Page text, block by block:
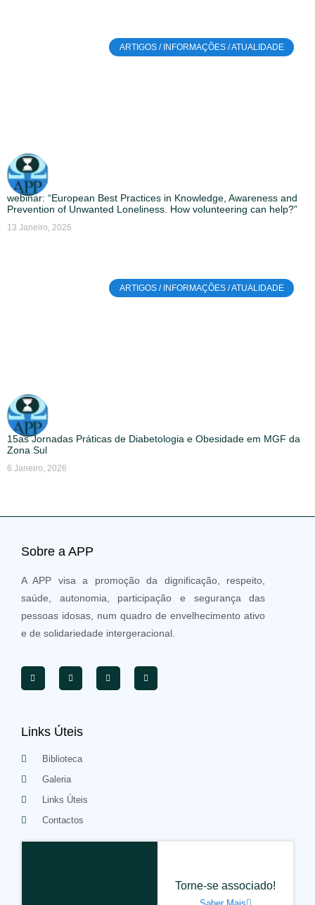
ARTIGOS / INFORMAÇÕES / ATUALIDADE
webinar: “European Best Practices in Knowledge, Awareness and
Prevention of Unwanted Loneliness. How volunteering can help?”
13 Janeiro, 2026
ARTIGOS / INFORMAÇÕES / ATUALIDADE
15as Jornadas Práticas de Diabetologia e Obesidade em MGF da
Zona Sul
6 Janeiro, 2026
Sobre a APP
A APP visa a promoção da dignificação, respeito,
saúde, autonomia, participação e segurança das
pessoas idosas, num quadro de envelhecimento ativo
e de solidariedade intergeracional.
Links Úteis
Biblioteca
Galeria
Links Úteis
Contactos
Torne-se associado!